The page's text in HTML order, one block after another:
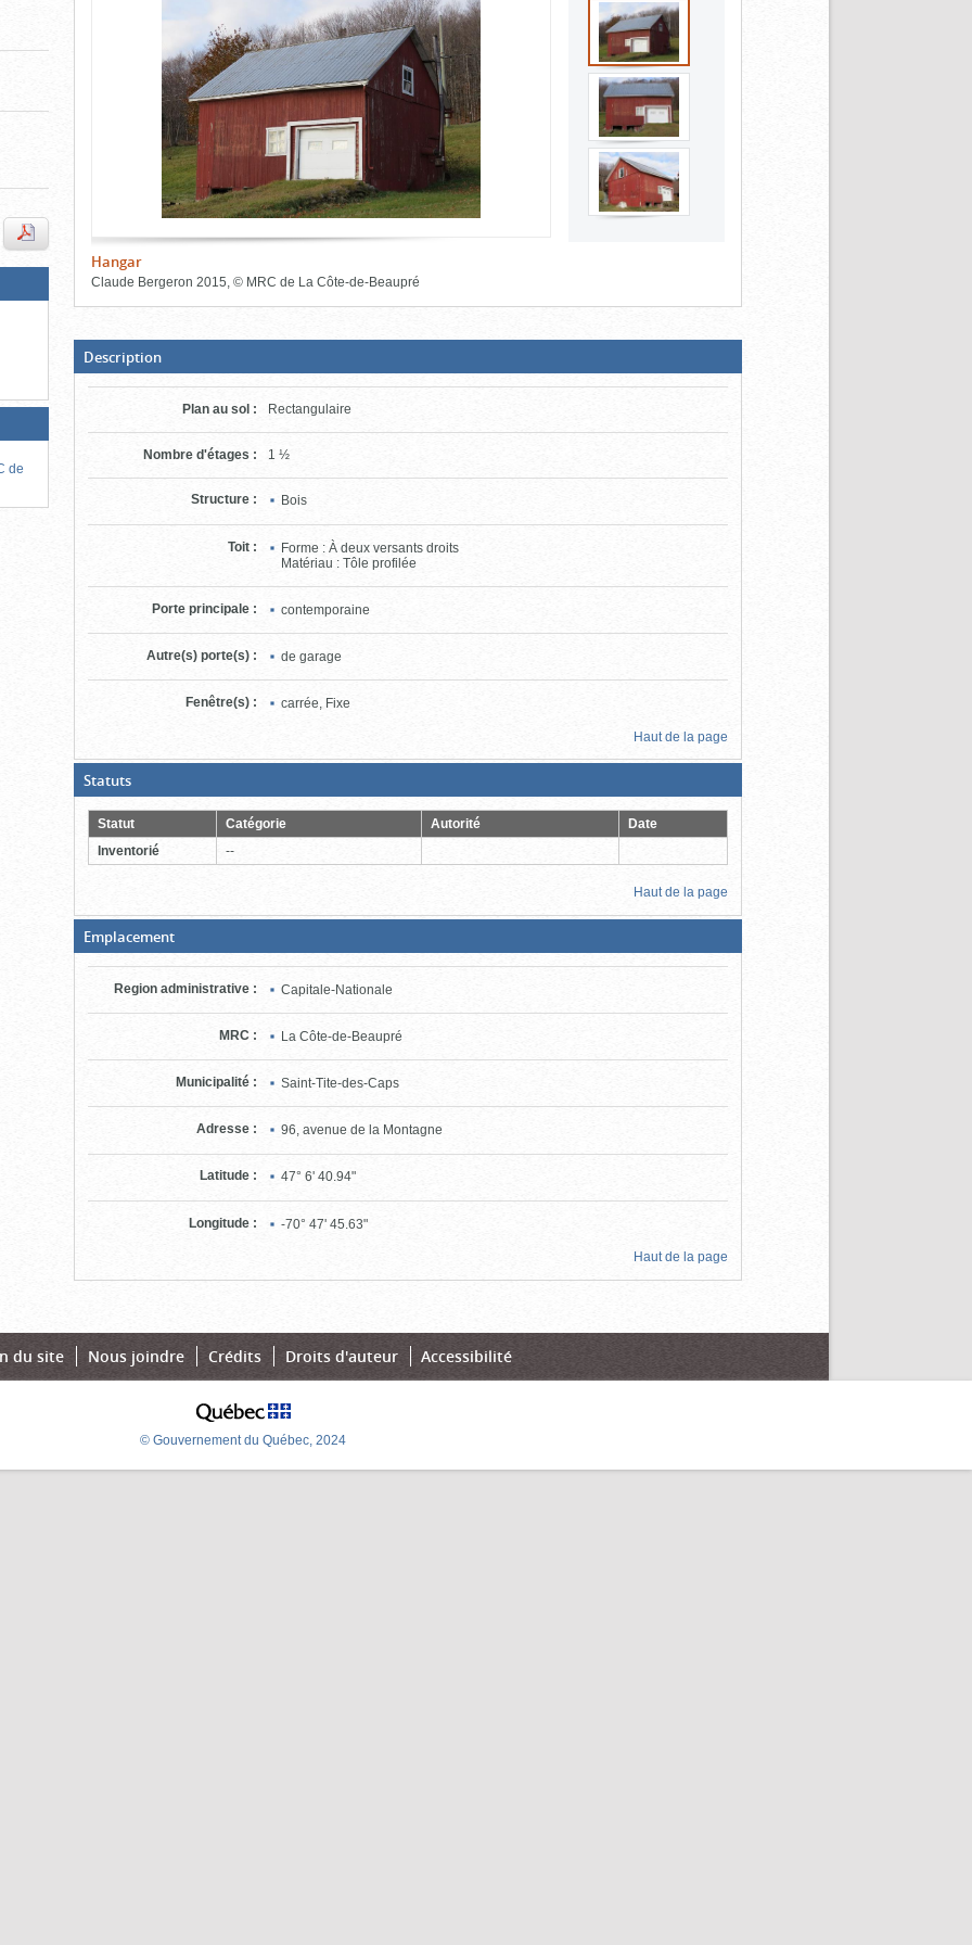
de
contenu)
contenu)
l'onglet
Hangar
Claude Bergeron 2015 © MRC de La Côte-de-Beaupré
bloc
d'onglets
Description(Boite
ouverte,
cliquer
pour
fermer)
Plan au sol : Rectangulaire
Nombre d'étages : 1 ½
Structure : Bois
Toit :
Forme : À deux versants droits
Matériau : Tôle profilée
Porte principale : contemporaine
Autre(s) porte(s) : de garage
Fenêtre(s) : carrée, Fixe
Haut de la page
Statuts(Boite
ouverte,
cliquer
pour
fermer)
Statut Catégorie Autorité
Date
Inventorié
--
Haut de la page
Emplacement(Boite
fermée,
cliquer
pour
ouvrir)
Region administrative : Capitale-Nationale
MRC : La Côte-de-Beaupré
Municipalité : Saint-Tite-des-Caps
Adresse : 96, avenue de la Montagne
Latitude : 47° 6' 40.94"
Longitude : -70° 47' 45.63"
Haut de la page
du site Nous joindre Crédits Droits d'auteur Accessibilité
© Gouvernement du Québec, 2024